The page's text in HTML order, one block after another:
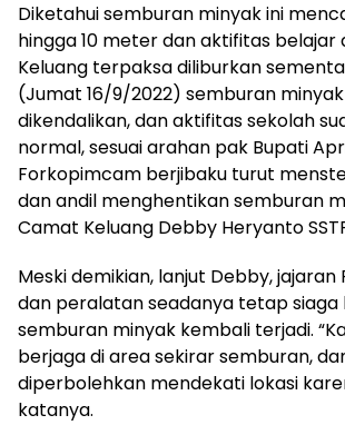
Diketahui semburan minyak ini
hingga 10 meter dan aktifitas belajar
Keluang terpaksa diliburkan
(Jumat 16/9/2022) semburan
dikendalikan, dan aktifitas sekolah
normal, sesuai arahan pak Bupati
Forkopimcam berjibaku turut
dan andil menghentikan semburan
Camat Keluang Debby Heryanto
Meski demikian, lanjut Debby,
dan peralatan seadanya tetap siaga
semburan minyak kembali terjadi.
berjaga di area sekirar semburan,
diperbolehkan mendekati lokasi
katanya.